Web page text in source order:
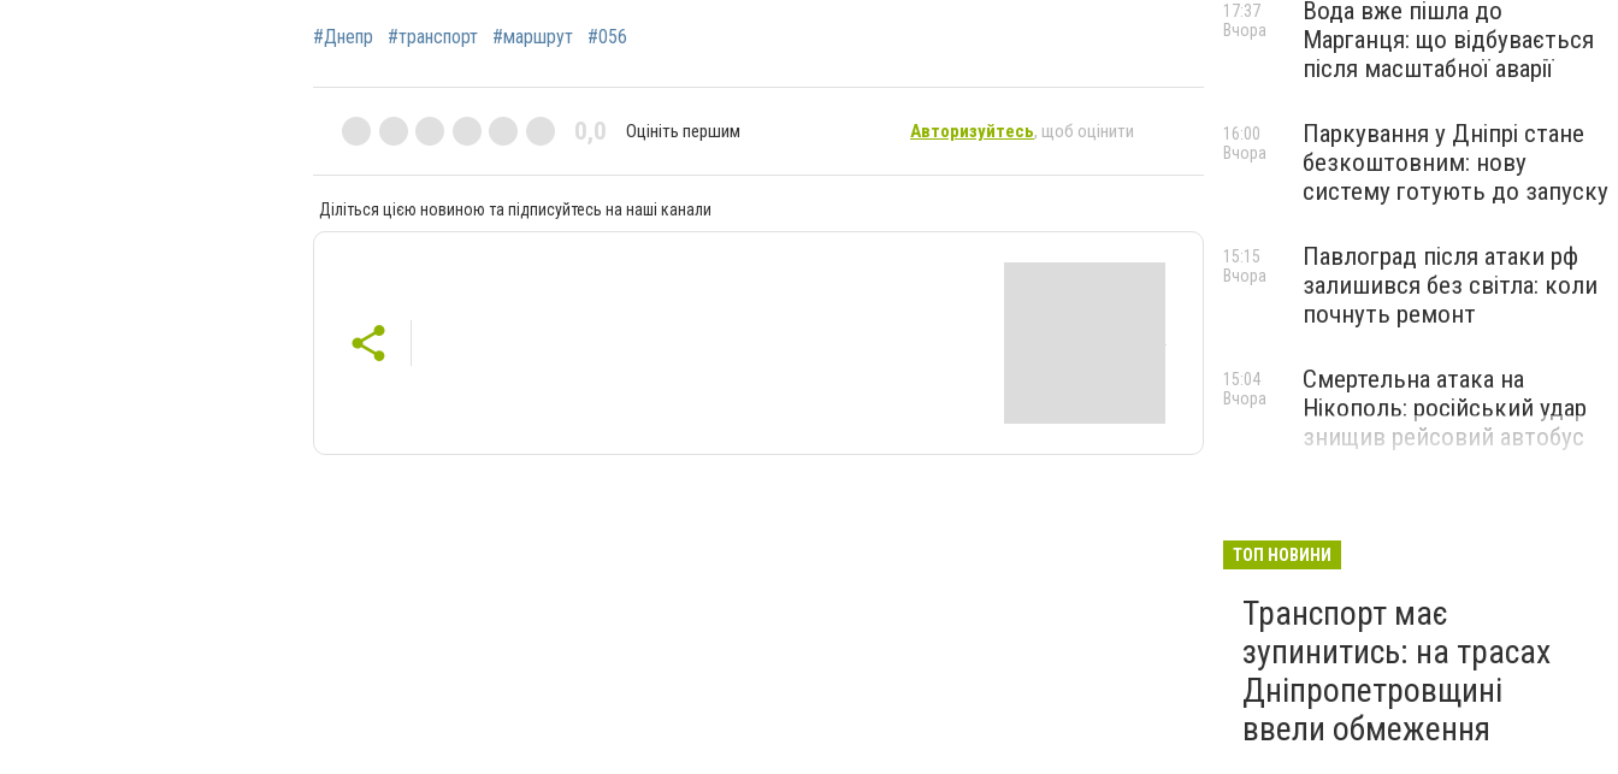
#Днепр #транспорт #маршрут #056
0,0 Оцініть першим Авторизуйтесь, щоб оцінити
Діліться цією новиною та підписуйтесь на наші канали
Вода вже пішла до
Марганця: що відбувається
після масштабної аварії
17:37
Вчора
Паркування у Дніпрі стане
безкоштовним: нову
систему готують до запуску
16:00
Вчора
Павлоград після атаки рф
залишився без світла: коли
почнуть ремонт
15:15
Вчора
Смертельна атака на
Нікополь: російський удар
знищив рейсовий автобус
15:04
Вчора
ТОП НОВИНИ
Транспорт має
зупинитись: на трасах
Дніпропетровщині
ввели обмеження